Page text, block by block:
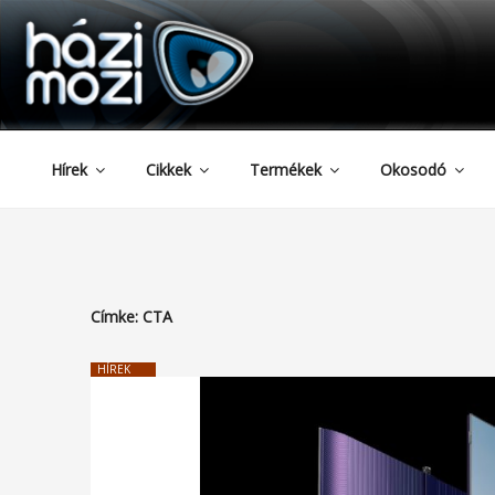
Tartalomhoz
HAZIMOZI
Hírek Cikkek Termékek Okosodó
Címke: CTA
HÍREK